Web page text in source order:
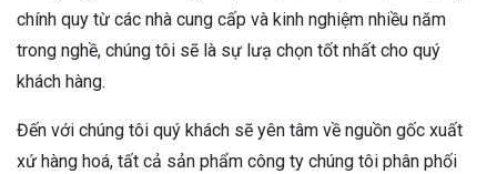
chính quy từ các nhà cung cấp và kinh nghiệm nhiều năm
trong nghề, chúng tôi sẽ là sự lưạ chọn tốt nhất cho quý
khách hàng.
Đến với chúng tôi quý khách sẽ yên tâm về nguồn gốc xuất
xứ hàng hoá, tất cả sản phẩm công ty chúng tôi phân phối